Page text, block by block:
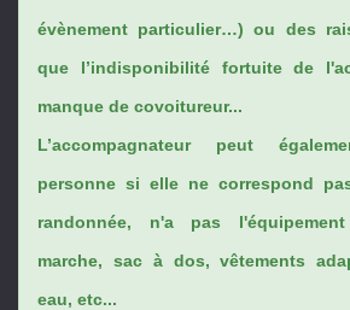
évènement particulier…) ou des
que l’indisponibilité fortuite de
manque de covoitureur...
L’accompagnateur peut
personne si elle ne correspond
randonnée, n'a pas
marche, sac à dos, vêtements
eau, etc...